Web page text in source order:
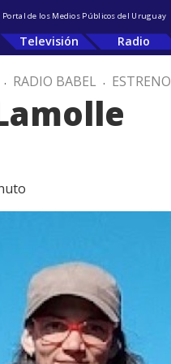
Portal de los Medios Públicos del Uruguay
Televisión Radio
. RADIO BABEL . ESTRENO